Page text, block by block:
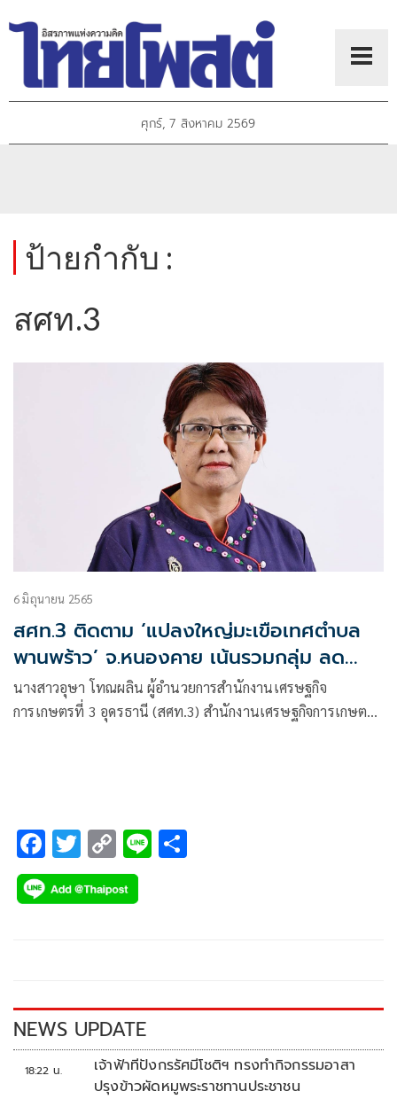
ศุกร์, 7 สิงหาคม 2569
ป้ายกำกับ :
สศท.3
6 มิถุนายน 2565
สศท.3 ติดตาม ‘แปลงใหญ่มะเขือเทศตำบล
พานพร้าว’ จ.หนองคาย เน้นรวมกลุ่ม ลด
ต้นทุน เพิ่มผลผลิต
นางสาวอุษา โทณผลิน ผู้อำนวยการสำนักงานเศรษฐกิจ
การเกษตรที่ 3 อุดรธานี (สศท.3) สำนักงานเศรษฐกิจการเกษตร
F
ac
e
k
T
wi
tt
C
o
p
k
Li
NEWS UPDATE
18:22 น.
เจ้าฟ้าทีปังกรรัศมีโชติฯ ทรงทำกิจกรรมอาสา
ปรุงข้าวผัดหมูพระราชทานประชาชน